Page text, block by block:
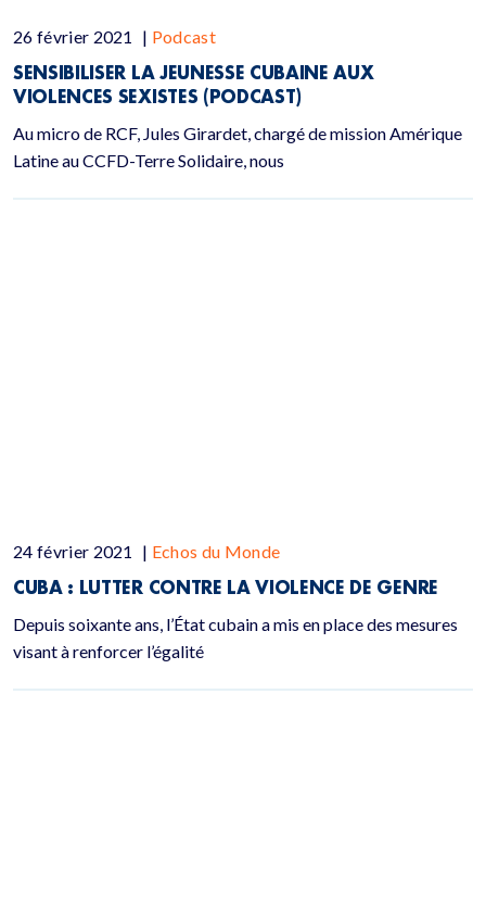
26 février 2021 | Podcast
SENSIBILISER LA JEUNESSE CUBAINE AUX
VIOLENCES SEXISTES (PODCAST)
Au micro de RCF, Jules Girardet, chargé de mission Amérique
Latine au CCFD-Terre Solidaire, nous
24 février 2021 | Echos du Monde
CUBA : LUTTER CONTRE LA VIOLENCE DE GENRE
Depuis soixante ans, l’État cubain a mis en place des mesures
visant à renforcer l’égalité